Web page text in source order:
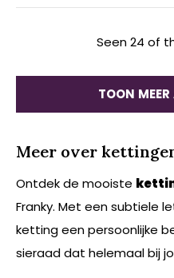
Seen 24 of
TOON
Meer over
Ontdek de mooiste
Franky. Met een subtiele
ketting een persoonlijke
sieraad dat helemaal bij